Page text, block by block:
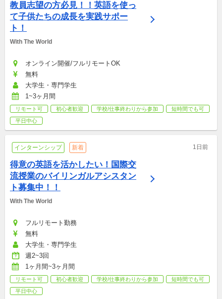
教員志望の方必見！！英語を使っ
て子供たちの成長を実践サポー
ト！
With The World
オンライン開催/フルリモートOK
無料
大学生・専門学生
1~3ヶ月間
リモート可 初心者歓迎 学校/仕事終わりから参加
短時間でも可
平日中心
インターンシップ 新着 1日前
得意の英語を活かしたい！国際交
流授業のバイリンガルアシスタン
ト募集中！！
With The World
フルリモート勤務
無料
大学生・専門学生
週2~3回
1ヶ月間~3ヶ月間
リモート可 初心者歓迎 学校/仕事終わりから参加
短時間でも可
平日中心